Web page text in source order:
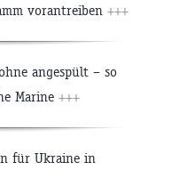
vorantreiben +++
angespült – so
Marine +++
für Ukraine in